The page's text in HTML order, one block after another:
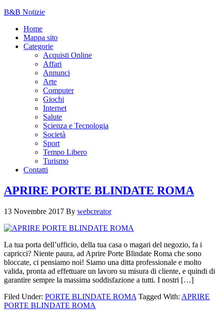
B&B Notizie
Home
Mappa sito
Categorie
Acquisti Online
Affari
Annunci
Arte
Computer
Giochi
Internet
Salute
Scienza e Tecnologia
Società
Sport
Tempo Libero
Turismo
Contatti
APRIRE PORTE BLINDATE ROMA
13 Novembre 2017 By webcreator
La tua porta dell’ufficio, della tua casa o magari del negozio, fa i
capricci? Niente paura, ad Aprire Porte Blindate Roma che sono
bloccate, ci pensiamo noi! Siamo una ditta professionale e molto
valida, pronta ad effettuare un lavoro su misura di cliente, e quindi di
garantire sempre la massima soddisfazione a tutti. I nostri […]
Filed Under: PORTE BLINDATE ROMA Tagged With: APRIRE
PORTE BLINDATE ROMA